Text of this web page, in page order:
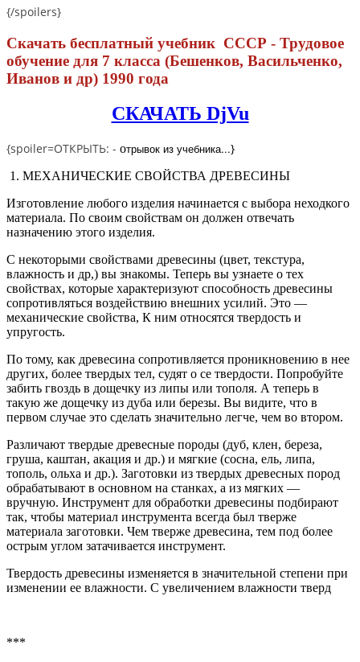
{/spoilers}
Скачать бесплатный учебник СССР - Трудовое
обучение для 7 класса (Бешенков, Васильченко,
Иванов и др) 1990 года
СКАЧАТЬ DjVu
{spoiler=ОТКРЫТЬ: - отрывок из учебника...}
1. МЕХАНИЧЕСКИЕ СВОЙСТВА ДРЕВЕСИНЫ
Изготовление любого изделия начинается с выбора неходкого
материала. По своим свойствам он должен отвечать
назначению этого изделия.
С некоторыми свойствами древесины (цвет, текстура,
влажность и др,) вы знакомы. Теперь вы узнаете о тех
свойствах, которые характеризуют способность древесины
сопротивляться воздействию внешних усилий. Это —
механические свойства, К ним относятся твердость и
упругость.
По тому, как древесина сопротивляется проникновению в нее
других, более твердых тел, судят о се твердости. Попробуйте
забить гвоздь в дощечку из липы или тополя. А теперь в
такую же дощечку из дуба или березы. Вы видите, что в
первом случае это сделать значительно легче, чем во втором.
Различают твердые древесные породы (дуб, клен, береза,
груша, каштан, акация и др.) и мягкие (сосна, ель, липа,
тополь, ольха и др.). Заготовки из твердых древесных пород
обрабатывают в основном на станках, а из мягких —
вручную. Инструмент для обработки древесины подбирают
так, чтобы материал инструмента всегда был тверже
материала заготовки. Чем тверже древесина, тем под более
острым углом затачивается инструмент.
Твердость древесины изменяется в значительной степени при
изменении ее влажности. С увеличением влажности тверд
***